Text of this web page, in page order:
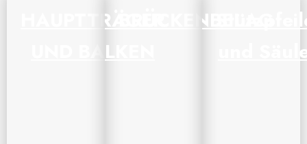
HAUPTTRÄGER
UND BALKEN
BRÜCKENBELAG
und